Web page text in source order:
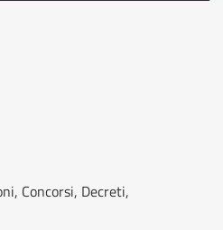
Concorsi, Decreti,